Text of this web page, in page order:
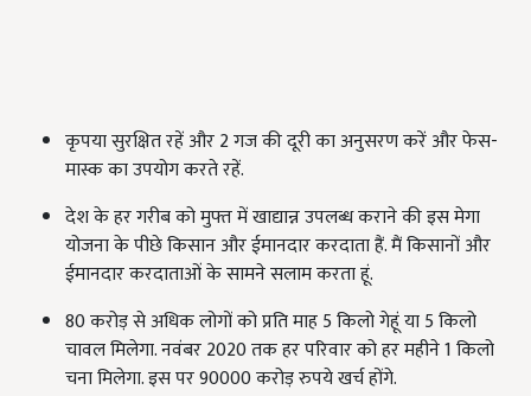
कृपया सुरक्षित रहें और 2 गज की दूरी का अनुसरण करें और फेस-
मास्क का उपयोग करते रहें.
देश के हर गरीब को मुफ्त में खाद्यान्न उपलब्ध कराने की इस मेगा
योजना के पीछे किसान और ईमानदार करदाता हैं. मैं किसानों और
ईमानदार करदाताओं के सामने सलाम करता हूं.
80 करोड़ से अधिक लोगों को प्रति माह 5 किलो गेहूं या 5 किलो
चावल मिलेगा. नवंबर 2020 तक हर परिवार को हर महीने 1 किलो
चना मिलेगा. इस पर 90000 करोड़ रुपये खर्च होंगे.